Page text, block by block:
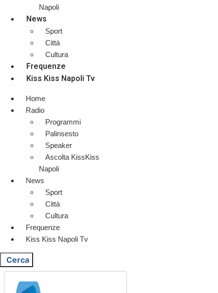
Napoli
News
Sport
Città
Cultura
Frequenze
Kiss Kiss Napoli Tv
Home
Radio
Programmi
Palinsesto
Speaker
Ascolta KissKiss
Napoli
News
Sport
Città
Cultura
Frequenze
Kiss Kiss Napoli Tv
Cerca